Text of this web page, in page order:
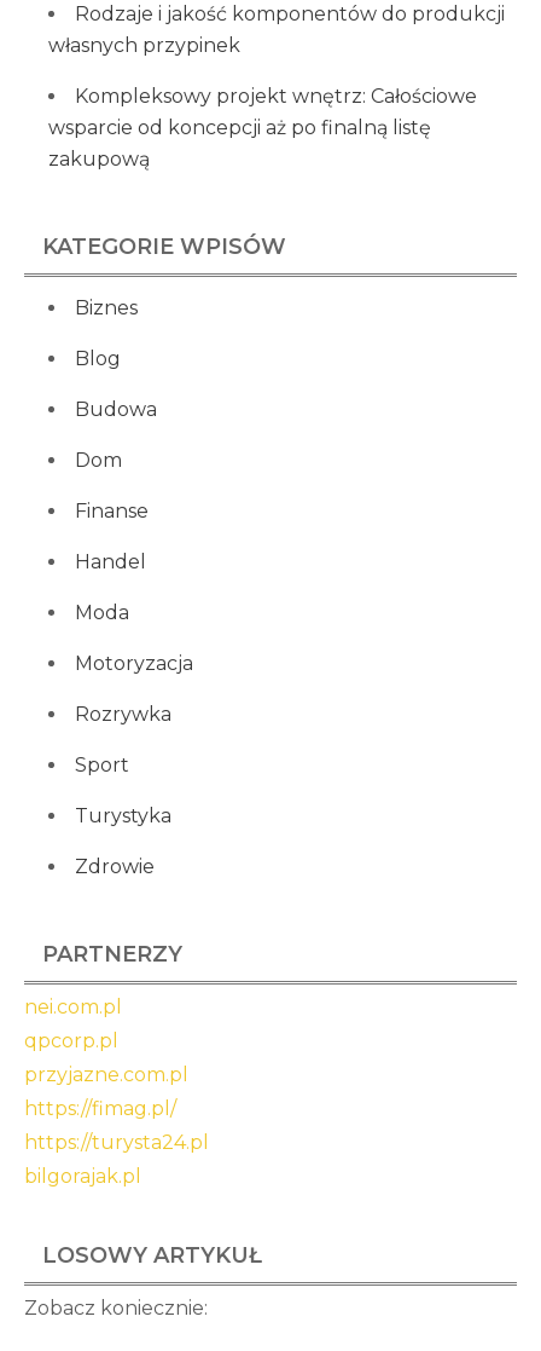
Rodzaje i jakość komponentów do produkcji
własnych przypinek
Kompleksowy projekt wnętrz: Całościowe
wsparcie od koncepcji aż po finalną listę
zakupową
KATEGORIE WPISÓW
Biznes
Blog
Budowa
Dom
Finanse
Handel
Moda
Motoryzacja
Rozrywka
Sport
Turystyka
Zdrowie
PARTNERZY
nei.com.pl
qpcorp.pl
przyjazne.com.pl
https://fimag.pl/
https://turysta24.pl
bilgorajak.pl
LOSOWY ARTYKUŁ
Zobacz koniecznie: